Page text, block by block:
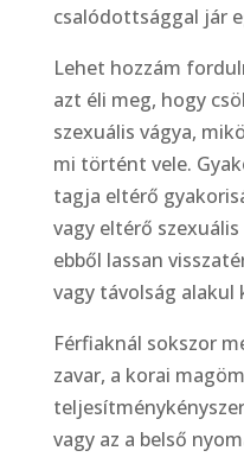
csalódottsággal jár
Lehet hozzám
azt éli meg, hogy
szexuális vágya,
mi történt vele.
tagja eltérő
vagy eltérő
ebből lassan
vagy távolság alakul
Férfiaknál sokszor
zavar, a korai
vagy az a belső